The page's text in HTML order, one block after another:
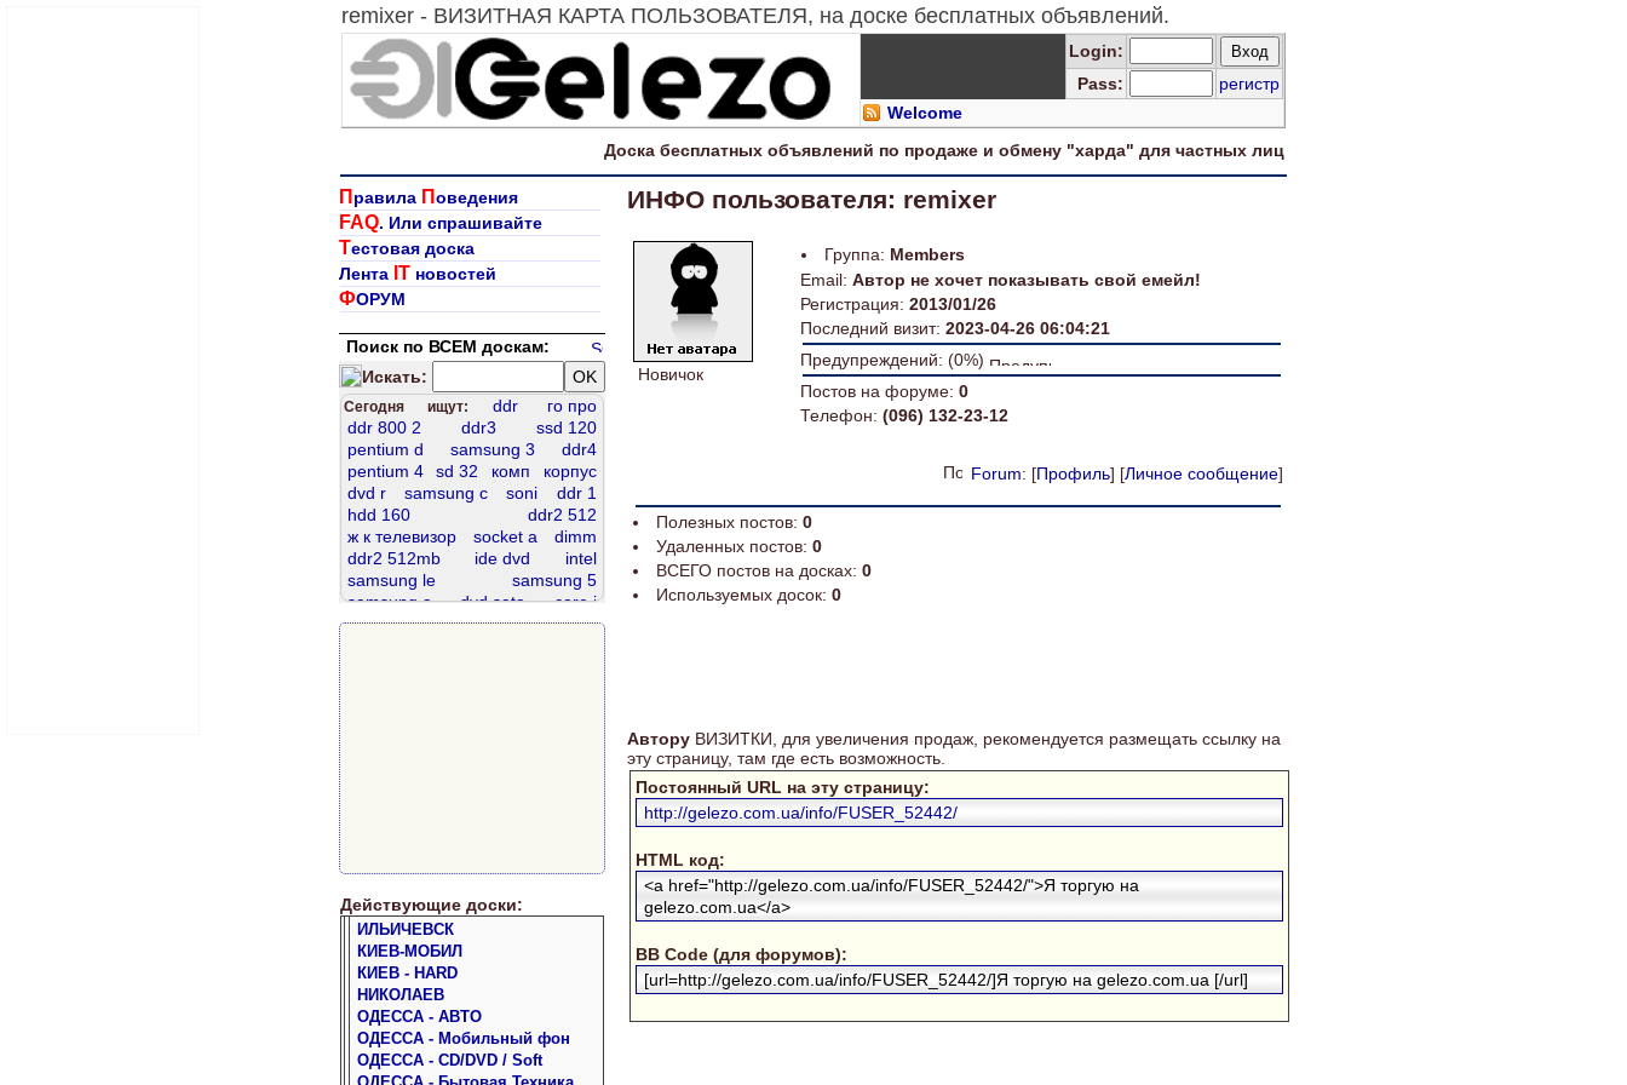
remixer - ВИЗИТНАЯ КАРТА ПОЛЬЗОВАТЕЛЯ, на доске бесплатных объявлений.
Login:
Pass:
регистр
Welcome
Доска бесплатных объявлений по продаже и обмену "харда" для частных лиц
П равила Поведения
FAQ. Или спрашивайте
Тестовая доска
Лента ITновостей
ФОРУМ
Поиск по ВСЕМ доскам:
Искать:
Сегодня ищут: ddr
го про
ddr 800 2
ddr3
ssd 120
pentium d
samsung 3
ddr4
pentium 4
sd 32 комп
корпус
dvd r
samsung c soni
ddr 1
hdd 160
ddr2 512
ж к телевизор
socket а
dimm
ddr2 512mb
ide dvd
intel
samsung le
samsung 5
samsung a
dvd sata
core i
pentium 3
ddr2 667
sata 320
Действующие доски:
ИЛЬИЧЕВСК
КИЕВ-МОБИЛ
КИЕВ - HARD
НИКОЛАЕВ
ОДЕССА - АВТО
ОДЕССА - Мобильный фон
ОДЕССА - CD/DVD / Soft
ИНФО пользователя: remixer
Новичок
Группа: Members
Email: Автор не хочет показывать свой емейл!
Регистрация: 2013/01/26
Последний визит: 2023-04-26 06:04:21
Предупреждений: (0%)
Постов на форуме: 0
Телефон: (096) 132-23-12
Forum: [Профиль] [Личное сообщение]
Полезных постов: 0
Удаленных постов: 0
ВСЕГО постов на досках: 0
Используемых досок: 0
АвторуВИЗИТКИ, для увеличения продаж, рекомендуется размещать ссылку на
эту страницу, там где есть возможность.
Постоянный URL на эту страницу:
http://gelezo.com.ua/info/FUSER_52442/
HTML код:
<a href="http://gelezo.com.ua/info/FUSER_52442/">Я торгую на
gelezo.com.ua</a>
BB Code (для форумов):
[url=http://gelezo.com.ua/info/FUSER_52442/]Я торгую на gelezo.com.ua [/url]